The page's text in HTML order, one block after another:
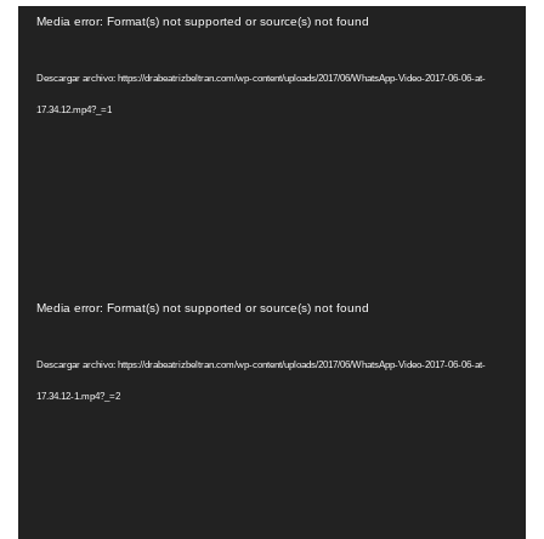
Reproductor
vídeo
Media error: Format(s) not supported or source(s) not found
Descargar archivo: https://drabeatrizbeltran.com/wp-content/uploads/2017/06/WhatsApp-Video-2017-06-06-at-
17.34.12.mp4?_=1
Reproductor
vídeo
Media error: Format(s) not supported or source(s) not found
Descargar archivo: https://drabeatrizbeltran.com/wp-content/uploads/2017/06/WhatsApp-Video-2017-06-06-at-
17.34.12-1.mp4?_=2